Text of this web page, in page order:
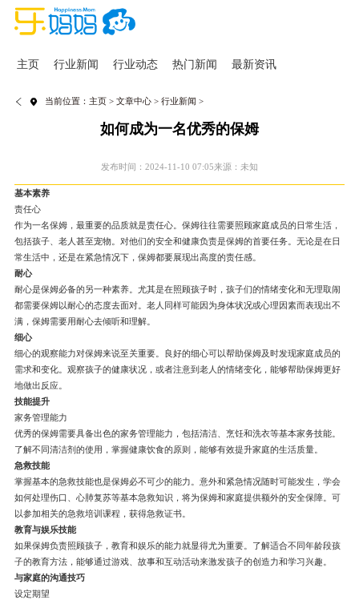
主页 行业新闻 行业动态 热门新闻 最新资讯
当前位置： 主页> 文章中心> 行业新闻 >
如何成为一名优秀的保姆
发布时间：2024-11-10 07:05来源：未知
基本素养
责任心
作为一名保姆，最重要的品质就是责任心。保姆往往需要照顾家庭成员的日常生活，
包括孩子、老人甚至宠物。对他们的安全和健康负责是保姆的首要任务。无论是在日
常生活中，还是在紧急情况下，保姆都要展现出高度的责任感。
耐心
耐心是保姆必备的另一种素养。尤其是在照顾孩子时，孩子们的情绪变化和无理取闹
都需要保姆以耐心的态度去面对。老人同样可能因为身体状况或心理因素而表现出不
满，保姆需要用耐心去倾听和理解。
细心
细心的观察能力对保姆来说至关重要。良好的细心可以帮助保姆及时发现家庭成员的
需求和变化。观察孩子的健康状况，或者注意到老人的情绪变化，能够帮助保姆更好
地做出反应。
技能提升
家务管理能力
优秀的保姆需要具备出色的家务管理能力，包括清洁、烹饪和洗衣等基本家务技能。
了解不同清洁剂的使用，掌握健康饮食的原则，能够有效提升家庭的生活质量。
急救技能
掌握基本的急救技能也是保姆必不可少的能力。意外和紧急情况随时可能发生，学会
如何处理伤口、心肺复苏等基本急救知识，将为保姆和家庭提供额外的安全保障。可
以参加相关的急救培训课程，获得急救证书。
教育与娱乐技能
如果保姆负责照顾孩子，教育和娱乐的能力就显得尤为重要。了解适合不同年龄段孩
子的教育方法，能够通过游戏、故事和互动活动来激发孩子的创造力和学习兴趣。
与家庭的沟通技巧
设定期望